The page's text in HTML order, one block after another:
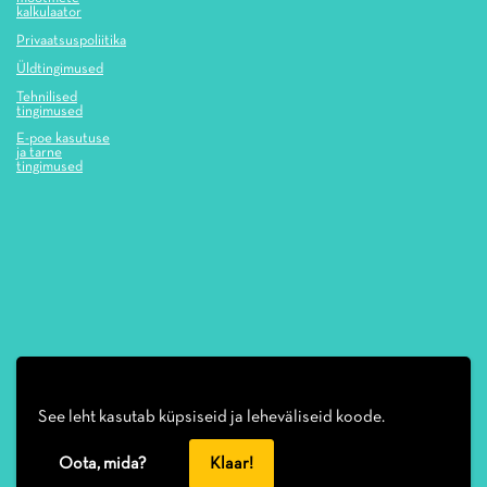
See leht kasutab küpsiseid ja leheväliseid koode.
Oota, mida? Klaar!
kalkulaator
Privaatsuspoliitika
Üldtingimused
Tehnilised
tingimused
E-poe kasutuse
ja tarne
tingimused